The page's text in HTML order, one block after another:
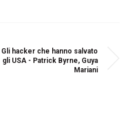
Gli hacker che hanno salvato
gli USA - Patrick Byrne, Guya
Mariani